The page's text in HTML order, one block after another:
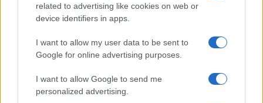
related to advertising like cookies on web or
device identifiers in apps.
I want to allow my user data to be sent to
Google for online advertising purposes.
I want to allow Google to send me
personalized advertising.